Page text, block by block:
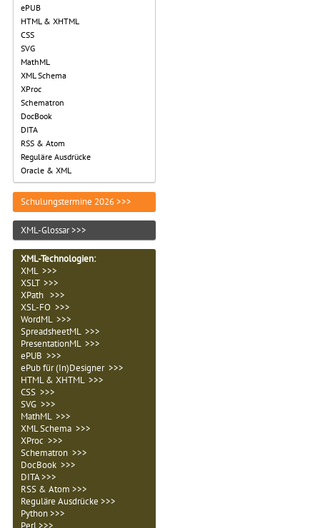
ePUB
HTML & XHTML
CSS
SVG
MathML
XML Schema
XProc
Schematron
DocBook
DITA
RSS & Atom
Reguläre Ausdrücke
Oracle & XML
Schulungstermine 2026 >>>
XML-Glossar >>>
XML-Technologien:
XML >>>
XSLT >>>
XPath >>>
XSL-FO >>>
WordML >>>
SpreadsheetML >>>
PresentationML >>>
ePUB >>>
ePub für (In)Designer >>>
HTML & XHTML >>>
CSS >>>
SVG >>>
MathML >>>
XML Schema >>>
XProc >>>
Schematron >>>
DocBook >>>
DITA >>>
RSS & Atom >>>
Reguläre Ausdrücke >>>
Python >>>
Perl >>>